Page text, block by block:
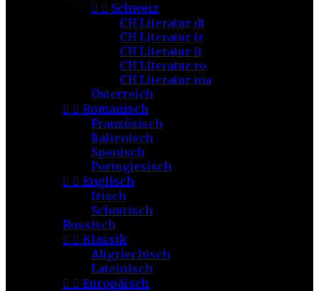
  Schweiz
CH Literatur dt
CH Literatur fr
CH Literatur it
CH Literatur ro
CH Literatur ma
Österreich
  Romanisch
Französisch
Italienisch
Spanisch
Portugiesisch
  Englisch
Irisch
Schottisch
Russisch
  Klassik
Altgriechisch
Lateinisch
  Europäisch